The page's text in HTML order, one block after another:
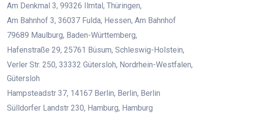
Am Denkmal 3, 99326 Ilmtal, Thüringen,
Am Bahnhof 3, 36037 Fulda, Hessen, Am Bahnhof
79689 Maulburg, Baden-Württemberg,
Hafenstraße 29, 25761 Büsum, Schleswig-Holstein,
Verler Str. 250, 33332 Gütersloh, Nordrhein-Westfalen,
Gütersloh
Hampsteadstr 37, 14167 Berlin, Berlin, Berlin
Sülldorfer Landstr 230, Hamburg, Hamburg